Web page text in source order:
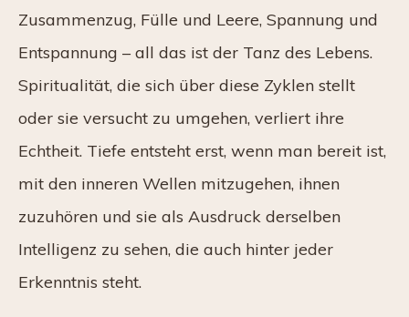
Zusammenzug, Fülle und Leere, Spannung und
Entspannung – all das ist der Tanz des Lebens.
Spiritualität, die sich über diese Zyklen stellt
oder sie versucht zu umgehen, verliert ihre
Echtheit. Tiefe entsteht erst, wenn man bereit ist,
mit den inneren Wellen mitzugehen, ihnen
zuzuhören und sie als Ausdruck derselben
Intelligenz zu sehen, die auch hinter jeder
Erkenntnis steht.